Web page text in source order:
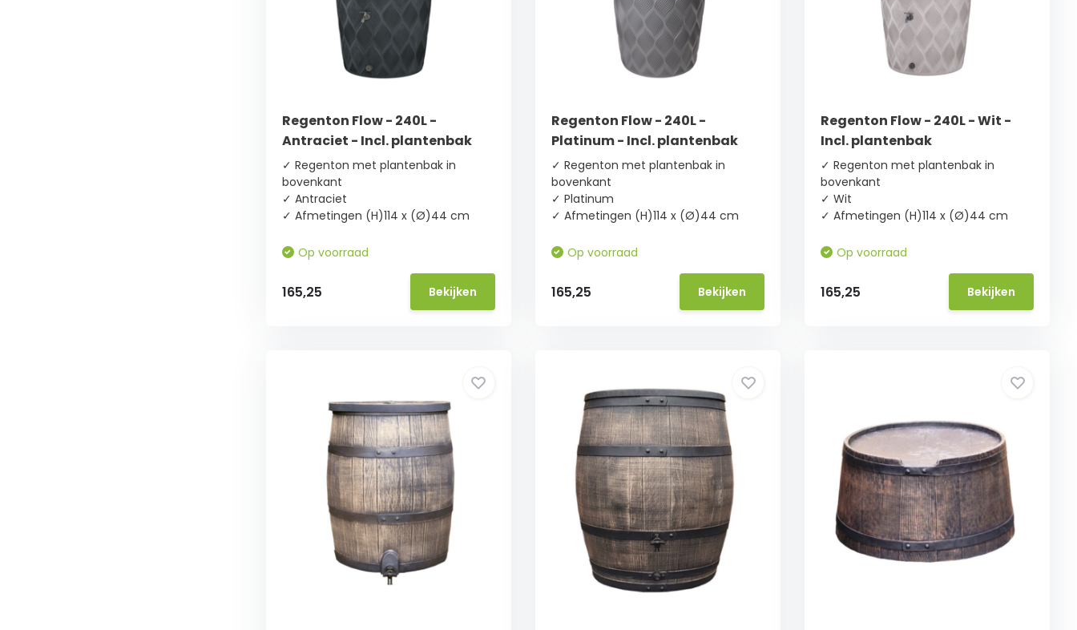
Regenton Flow - 240L -
Antraciet - Incl. plantenbak
✓ Regenton met plantenbak in
bovenkant
✓ Antraciet
✓ Afmetingen (H)114 x (Ø)44 cm
Op voorraad
165,25 Bekijken
Regenton Flow - 240L -
Platinum - Incl. plantenbak
✓ Regenton met plantenbak in
bovenkant
✓ Platinum
✓ Afmetingen (H)114 x (Ø)44 cm
Op voorraad
165,25 Bekijken
Regenton Flow - 240L - Wit -
Incl. plantenbak
✓ Regenton met plantenbak in
bovenkant
✓ Wit
✓ Afmetingen (H)114 x (Ø)44 cm
Op voorraad
165,25 Bekijken